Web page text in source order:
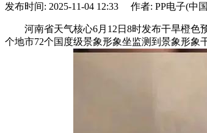
发布时间: 2025-11-04 12:33 作者: PP电子(中
河南省天气核心6月12日8时发布干旱橙色预
个地市72个国度级景象形象坐监测到景象形象